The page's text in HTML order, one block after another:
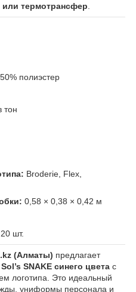
термотрансфер
полиэстер
тон
Broderie, Flex,
0,58 × 0,38 × 0,42 м
20 шт.
(Алматы) предлагает
SNAKE синего цвета с
логотипа. Это идеальный
униформы персонала и